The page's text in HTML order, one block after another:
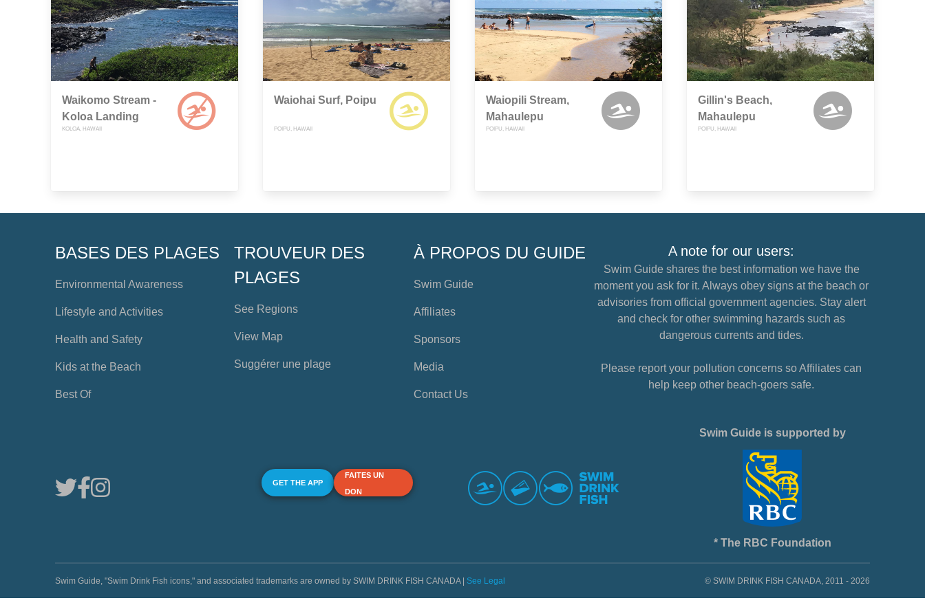
Waikomo Stream -
Koloa Landing
KOLOA, HAWAII
Waiohai Surf, Poipu
POIPU, HAWAII
Waiopili Stream,
Mahaulepu
POIPU, HAWAII
Gillin's Beach,
Mahaulepu
POIPU, HAWAII
BASES DES PLAGES
Environmental Awareness
Lifestyle and Activities
Health and Safety
Kids at the Beach
Best Of
TROUVEUR DES
PLAGES
See Regions
View Map
Suggérer une plage
À PROPOS DU GUIDE
Swim Guide
Affiliates
Sponsors
Media
Contact Us
A note for our users:
Swim Guide shares the best information we have the
moment you ask for it. Always obey signs at the beach or
advisories from official government agencies. Stay alert
and check for other swimming hazards such as
dangerous currents and tides.
Please report your pollution concerns so Affiliates can
help keep other beach-goers safe.
GET THE APP
FAITES UN
DON
Swim Guide is supported by
* The RBC Foundation
Swim Guide, "Swim Drink Fish icons," and associated trademarks are owned by SWIM DRINK FISH CANADA | See Legal © SWIM DRINK FISH CANADA, 2011 - 2026